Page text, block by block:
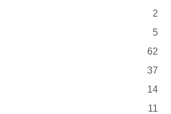
2
5
62
37
14
11